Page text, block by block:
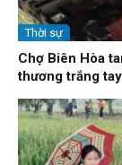
Thời sự
Chợ Biên Hòa
thương trắng tay